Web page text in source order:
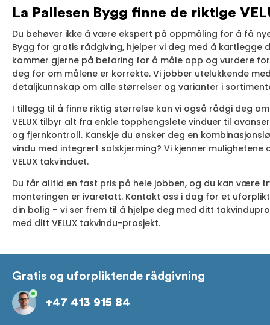
La Pallesen Bygg finne de riktige
Du behøver ikke å være ekspert på oppmåling for å få
Bygg for gratis rådgiving, hjelper vi deg med å kartlegge
kommer gjerne på befaring for å måle opp og vurdere
deg for om målene er korrekte. Vi jobber utelukkende
detaljkunnskap om alle størrelser og varianter i
I tillegg til å finne riktig størrelse kan vi også rådgi deg
VELUX tilbyr alt fra enkle topphengslete vinduer til
og fjernkontroll. Kanskje du ønsker deg en
vindu med integrert solskjerming? Vi kjenner
VELUX takvinduet.
Du får alltid en fast pris på hele jobben, og du kan være
monteringen er ivaretatt. Kontakt oss i dag for et
din bolig – vi ser frem til å hjelpe deg med ditt
med ditt VELUX takvindu-prosjekt.
Gratis og uforpliktende rådgivning
+47 413 915 84